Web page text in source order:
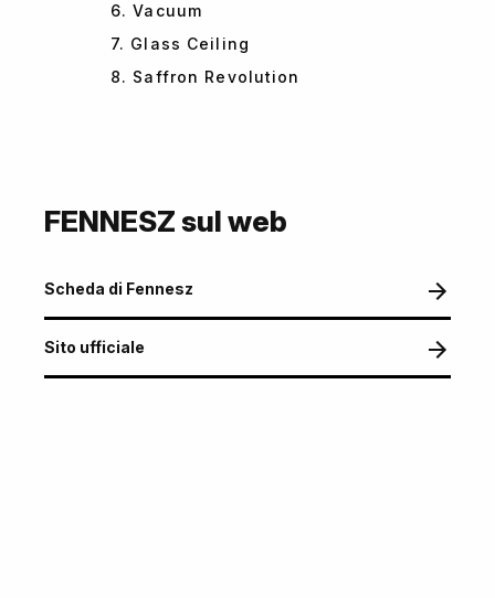
6. Vacuum
7. Glass Ceiling
8. Saffron Revolution
FENNESZ sul web
Scheda di Fennesz
Sito ufficiale